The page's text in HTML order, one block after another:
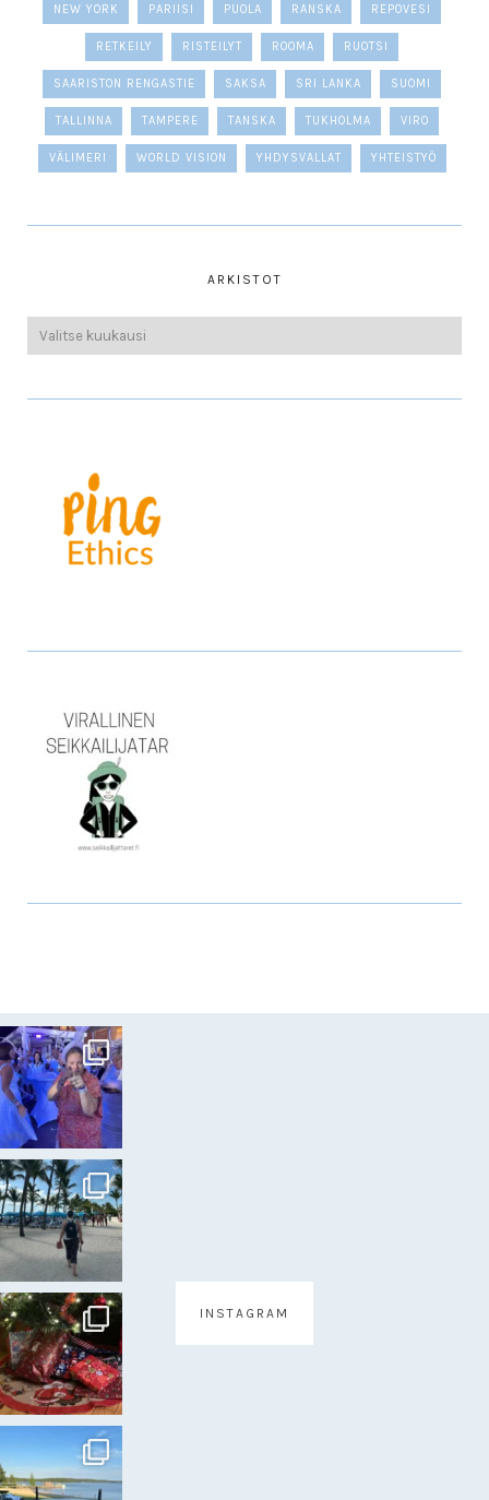
NEW YORK PARIISI PUOLA RANSKA REPOVESI
RETKEILY RISTEILYT ROOMA RUOTSI
SAARISTON RENGASTIE SAKSA SRI LANKA SUOMI
TALLINNA TAMPERE TANSKA TUKHOLMA VIRO
VÄLIMERI WORLD VISION YHDYSVALLAT YHTEISTYÖ
ARKISTOT
INSTAGRAM